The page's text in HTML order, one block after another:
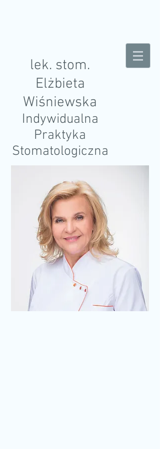
lek. stom.
Elżbieta
Wiśniewska
Indywidualna
Praktyka
Stomatologiczna